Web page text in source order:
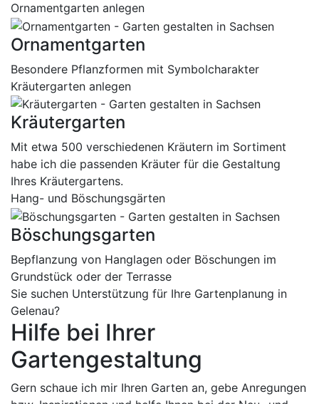
Ornamentgarten anlegen
Ornamentgarten
Besondere Pflanzformen mit Symbolcharakter
Kräutergarten anlegen
Kräutergarten
Mit etwa 500 verschiedenen Kräutern im Sortiment
habe ich die passenden Kräuter für die Gestaltung
Ihres Kräutergartens.
Hang- und Böschungsgärten
Böschungsgarten
Bepflanzung von Hanglagen oder Böschungen im
Grundstück oder der Terrasse
Sie suchen Unterstützung für Ihre Gartenplanung in
Gelenau?
Hilfe bei Ihrer
Gartengestaltung
Gern schaue ich mir Ihren Garten an, gebe Anregungen